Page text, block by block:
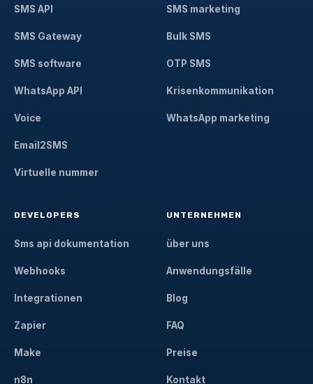
SMS API
SMS Gateway
SMS software
WhatsApp API
Voice
Email2SMS
Virtuelle nummer
SMS marketing
Bulk SMS
OTP SMS
Krisenkommunikation
WhatsApp marketing
DEVELOPERS
Sms api dokumentation
Webhooks
Integrationen
Zapier
Make
n8n
UNTERNEHMEN
über uns
Anwendungsfälle
Blog
FAQ
Preise
Kontakt